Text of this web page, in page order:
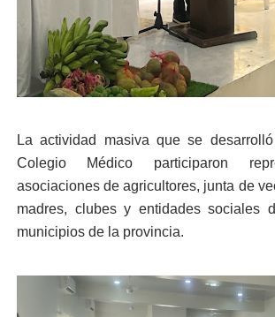
La actividad masiva que se
Colegio Médico participaron
asociaciones de agricultores, junta de
madres, clubes y entidades sociales
municipios de la provincia.